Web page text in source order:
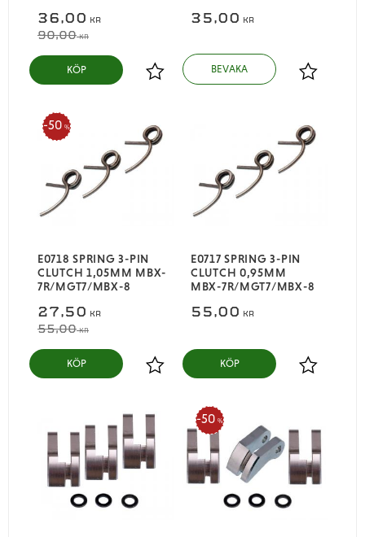
36,00 KR
90,00KR
Lägg till i favoriter
KÖP
35,00 KR
Lägg till i
E0718 SPRING 3-PIN
CLUTCH 1,05MM MBX-
7R/MGT7/MBX-8
27,50 KR
55,00KR
50 %
Lägg till i favoriter
KÖP
E0717 SPRING 3-PIN
CLUTCH 0,95MM
MBX-7R/MGT7/MBX-8
55,00 KR
Lägg till i
KÖP
50 %